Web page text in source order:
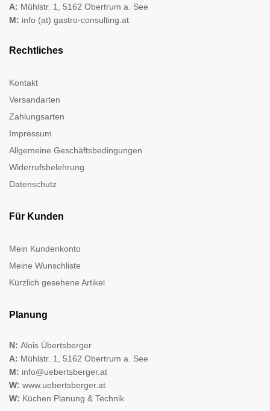
A: Mühlstr. 1, 5162 Obertrum a. See
M: info (at) gastro-consulting.at
Rechtliches
Kontakt
Versandarten
Zahlungsarten
Impressum
Allgemeine Geschäftsbedingungen
Widerrufsbelehrung
Datenschutz
Für Kunden
Mein Kundenkonto
Meine Wunschliste
Kürzlich gesehene Artikel
Planung
N: Alois Übertsberger
A: Mühlstr. 1, 5162 Obertrum a. See
M: info@uebertsberger.at
W: www.uebertsberger.at
W: Küchen Planung & Technik